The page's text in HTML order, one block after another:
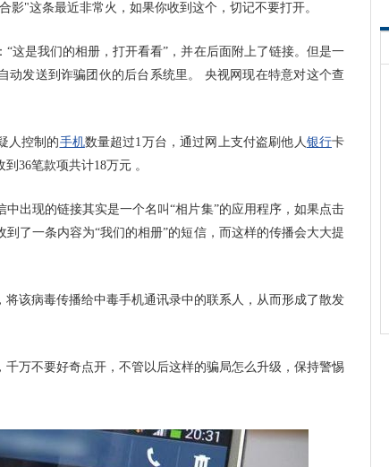
"这条最近非常火，如果你收到这个，切记不要打开。
“这是我们的相册，打开看看”，并在后面附上了链接。但是一
动发送到诈骗团伙的后台系统里。 央视网现在特意对这个查
人控制的手机数量超过1万台，通过网上支付盗刷他人银行卡
36笔款项共计18万元 。
现的链接其实是一个名叫“相片集”的应用程序，如果点击
了一条内容为“我们的相册”的短信，而这样的传播会大大提
该病毒传播给中毒手机通讯录中的联系人，从而形成了散发
万不要好奇点开，不管以后这样的骗局怎么升级，保持警惕